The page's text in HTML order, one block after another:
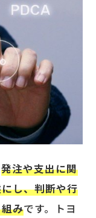
発注や支出に関
し、判断や行
みです。トヨ